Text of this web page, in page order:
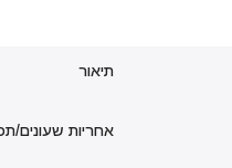
תיאור
אחריות שעונים/